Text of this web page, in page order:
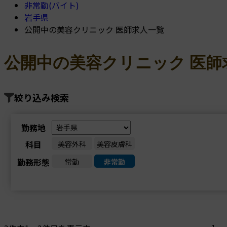
非常勤(バイト)
岩手県
公開中の美容クリニック 医師求人一覧
公開中の美容クリニック 医師
絞り込み検索
勤務地
科目
美容外科 美容皮膚科
勤務形態 常勤 非常勤